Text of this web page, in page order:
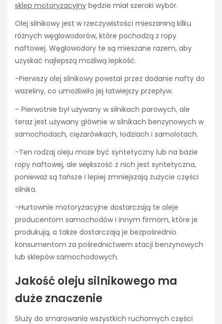
sklep motoryzacyjny będzie miał szeroki wybór.
Olej silnikowy jest w rzeczywistości mieszaniną kilku
różnych węglowodorów, które pochodzą z ropy
naftowej. Węglowodory te są mieszane razem, aby
uzyskać najlepszą możliwą lepkość.
-Pierwszy olej silnikowy powstał przez dodanie nafty do
wazeliny, co umożliwiło jej łatwiejszy przepływ.
– Pierwotnie był używany w silnikach parowych, ale
teraz jest używany głównie w silnikach benzynowych w
samochodach, ciężarówkach, łodziach i samolotach.
-Ten rodzaj oleju może być syntetyczny lub na bazie
ropy naftowej, ale większość z nich jest syntetyczna,
ponieważ są tańsze i lepiej zmniejszają zużycie części
silnika.
-Hurtownie motoryzacyjne dostarczają te oleje
producentom samochodów i innym firmom, które je
produkują, a także dostarczają je bezpośrednio
konsumentom za pośrednictwem stacji benzynowych
lub sklepów samochodowych.
Jakość oleju silnikowego ma
duże znaczenie
Służy do smarowania wszystkich ruchomych części